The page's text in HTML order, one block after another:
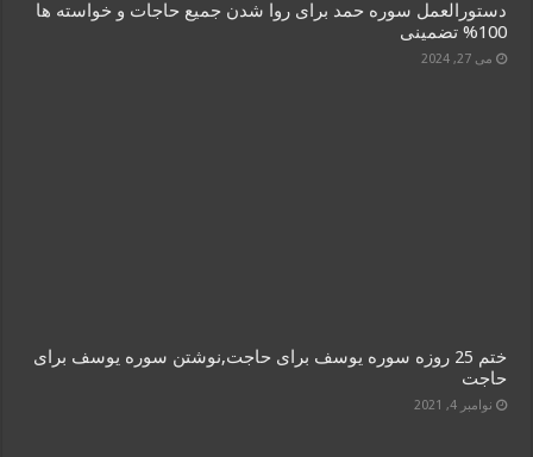
دستورالعمل سوره حمد برای روا شدن جمیع حاجات و خواسته ها
100% تضمینی
می 27, 2024
ختم 25 روزه سوره یوسف برای حاجت,نوشتن سوره یوسف برای
حاجت
نوامبر 4, 2021